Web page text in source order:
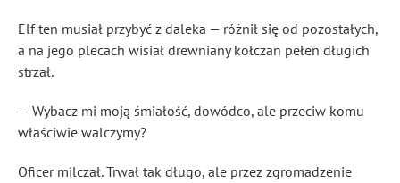
Elf ten musiał przybyć z daleka — różnił się od pozostałych,
a na jego plecach wisiał drewniany kołczan pełen długich
strzał.
— Wybacz mi moją śmiałość, dowódco, ale przeciw komu
właściwie walczymy?
Oficer milczał. Trwał tak długo, ale przez zgromadzenie